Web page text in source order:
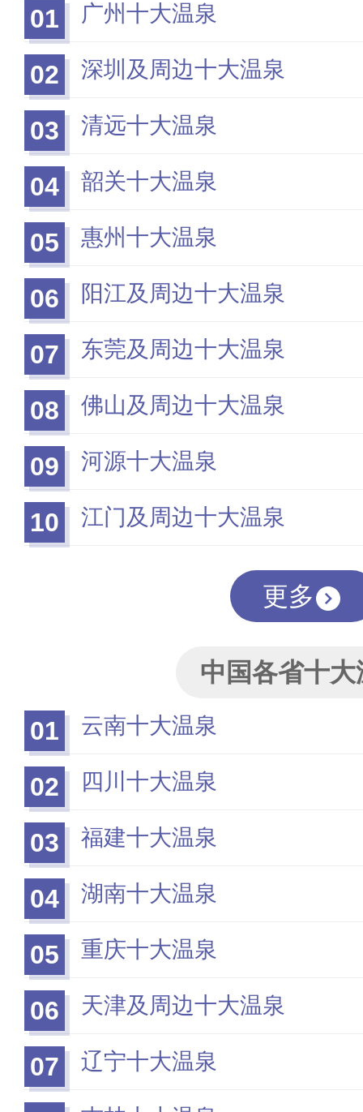
01
广州十大温泉
02 深圳及周边十大温泉
03 清远十大温泉
04 韶关十大温泉
05 惠州十大温泉
06 阳江及周边十大温泉
07 东莞及周边十大温泉
08 佛山及周边十大温泉
09 河源十大温泉
10 江门及周边十大温泉
更多
中国各省十大
01
云南十大温泉
02 四川十大温泉
03 福建十大温泉
04 湖南十大温泉
05 重庆十大温泉
06 天津及周边十大温泉
07 辽宁十大温泉